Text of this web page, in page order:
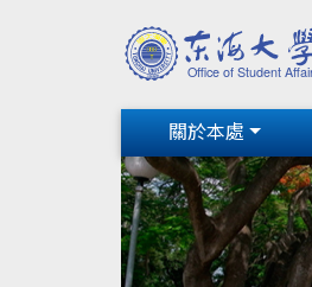
關於本處